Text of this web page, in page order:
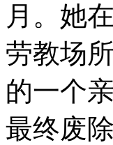
月。她
劳教场
的一个
最终废